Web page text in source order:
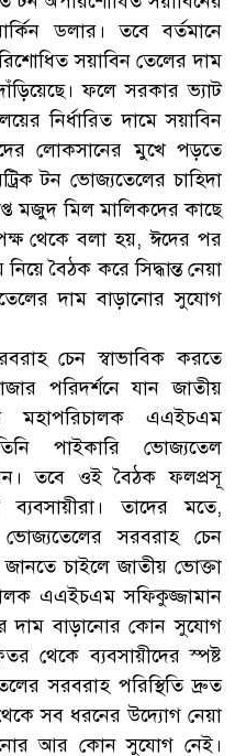
ডলার। তবে বর্তমানে
সয়াবিন তেলের দাম
ফলে সরকার ভ্যাট
নির্ধারিত দামে সয়াবিন
লোকসানের মুখে পড়তে
টন ভোজ্যতেলের চাহিদা
মজুদ মিল মালিকদের কাছে
থেকে বলা হয়, ঈদের পর
বৈঠক করে সিদ্ধান্ত নেয়া
দাম বাড়ানোর সুযোগ
চেন স্বাভাবিক করতে
পরিদর্শনে যান জাতীয়
মহাপরিচালক এএইচএম
পাইকারি ভোজ্যতেল
তবে ওই বৈঠক ফলপ্রসূ
তাদের মতে,
সরবরাহ চেন
চাইলে জাতীয় ভোক্তা
এএইচএম সফিকুজ্জামান
দাম বাড়ানোর কোন সুযোগ
থেকে ব্যবসায়ীদের স্পষ্ট
সরবরাহ পরিস্থিতি দ্রুত
সব ধরনের উদ্যোগ নেয়া
আর কোন সুযোগ নেই।